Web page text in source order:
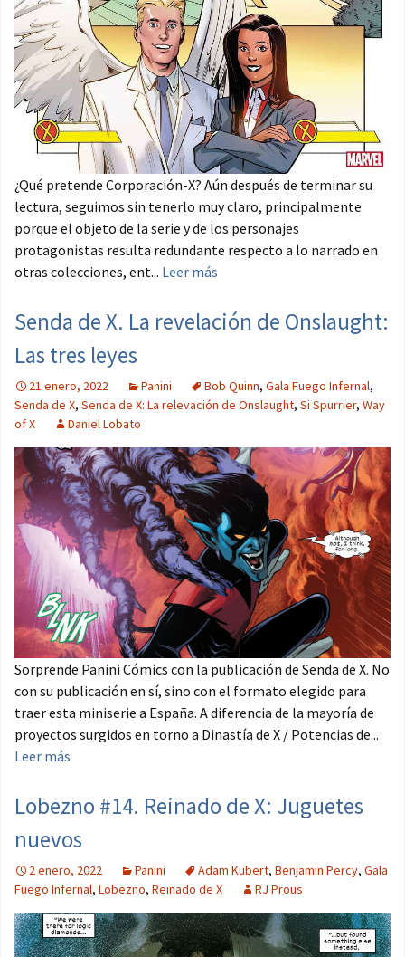
¿Qué pretende Corporación-X? Aún después de terminar su
lectura, seguimos sin tenerlo muy claro, principalmente
porque el objeto de la serie y de los personajes
protagonistas resulta redundante respecto a lo narrado en
otras colecciones, ent... Leer más
Senda de X. La revelación de Onslaught:
Las tres leyes
21 enero, 2022 Panini Bob Quinn, Gala Fuego Infernal,
Senda de X, Senda de X: La relevación de Onslaught, Si Spurrier, Way
of X
Daniel Lobato
Sorprende Panini Cómics con la publicación de Senda de X. No
con su publicación en sí, sino con el formato elegido para
traer esta miniserie a España. A diferencia de la mayoría de
proyectos surgidos en torno a Dinastía de X / Potencias de...
Leer más
Lobezno #14. Reinado de X: Juguetes
nuevos
2 enero, 2022 Panini Adam Kubert, Benjamin Percy, Gala
Fuego Infernal, Lobezno, Reinado de X RJ Prous